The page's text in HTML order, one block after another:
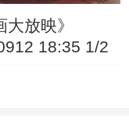
大放映》
18:35 1/2